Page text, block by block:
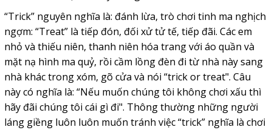
“Trick” nguyên nghĩa là: đánh lừa, trò chơi tinh ma nghịch
ngợm: “Treat” là tiếp đón, đối xử tử tế, tiếp đãi. Các em
nhỏ và thiếu niên, thanh niên hóa trang với áo quần và
mặt nạ hình ma quỷ, rồi cầm lồng đèn đi từ nhà này sang
nhà khác trong xóm, gõ cửa và nói “trick or treat". Câu
này có nghĩa là: “Nếu muốn chúng tôi không chơi xấu thì
hãy đãi chúng tôi cái gì đi". Thông thường những người
láng giềng luôn luôn muốn tránh việc “trick” nghĩa là chơi